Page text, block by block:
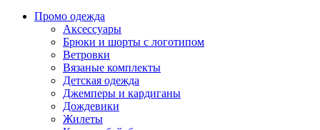
Промо одежда
Аксессуары
Брюки и шорты с логотипом
Ветровки
Вязаные комплекты
Детская одежда
Джемперы и кардиганы
Дождевики
Жилеты